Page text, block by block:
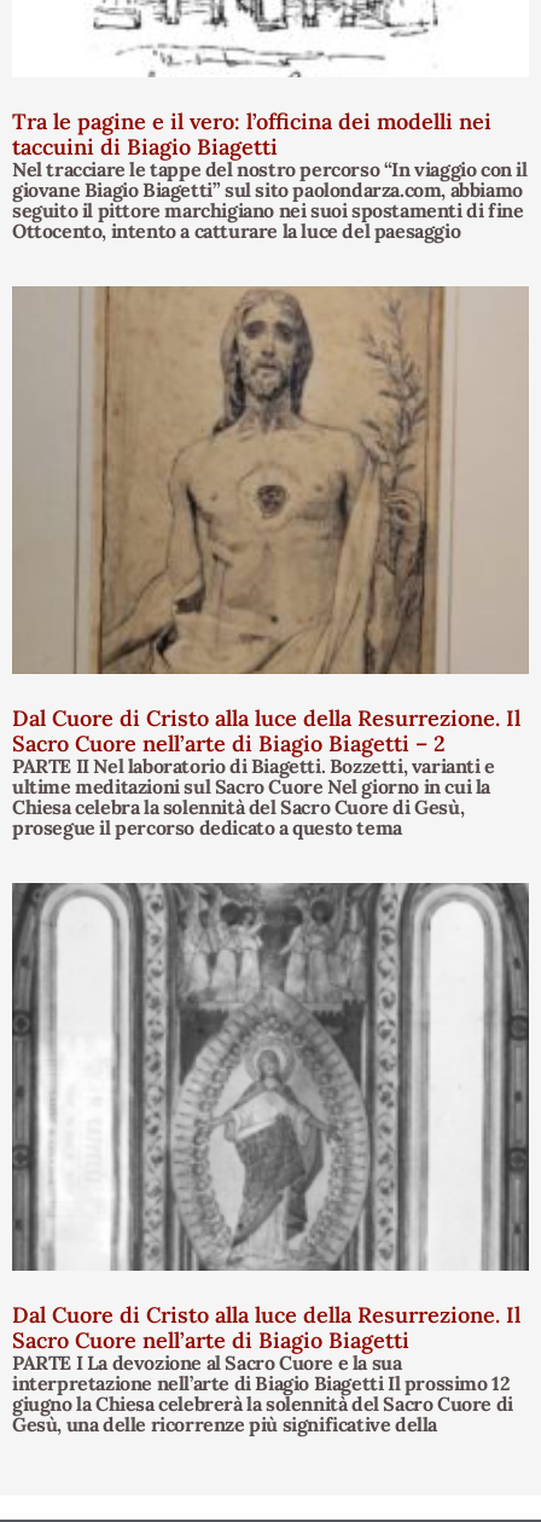
Tra le pagine e il vero: l’officina dei modelli nei
taccuini di Biagio Biagetti
Nel tracciare le tappe del nostro percorso “In viaggio con il
giovane Biagio Biagetti” sul sito paolondarza.com, abbiamo
seguito il pittore marchigiano nei suoi spostamenti di fine
Ottocento, intento a catturare la luce del paesaggio
Dal Cuore di Cristo alla luce della Resurrezione. Il
Sacro Cuore nell’arte di Biagio Biagetti – 2
PARTE II Nel laboratorio di Biagetti. Bozzetti, varianti e
ultime meditazioni sul Sacro Cuore Nel giorno in cui la
Chiesa celebra la solennità del Sacro Cuore di Gesù,
prosegue il percorso dedicato a questo tema
Dal Cuore di Cristo alla luce della Resurrezione. Il
Sacro Cuore nell’arte di Biagio Biagetti
PARTE I La devozione al Sacro Cuore e la sua
interpretazione nell’arte di Biagio Biagetti Il prossimo 12
giugno la Chiesa celebrerà la solennità del Sacro Cuore di
Gesù, una delle ricorrenze più significative della